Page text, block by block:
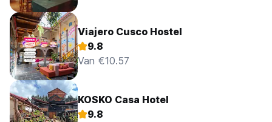
Viajero Cusco Hostel
9.8
Van €10.57
KOSKO Casa Hotel
9.8